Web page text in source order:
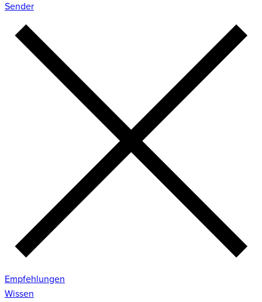
Sender
Empfehlungen
Wissen